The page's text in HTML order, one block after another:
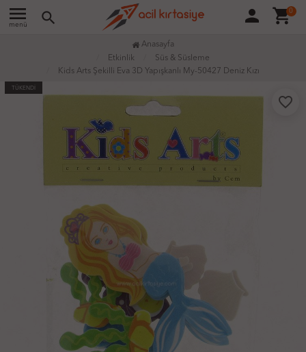
menu
menü search person shopping_cart
0
Anasayfa
Etkinlik
Süs & Süsleme
Kids Arts Şekilli Eva 3D Yapışkanlı My-50427 Deniz Kızı
TÜKENDİ
favorite_border